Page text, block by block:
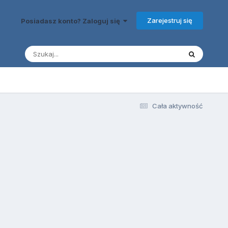
Posiadasz konto? Zaloguj się Zarejestruj się
Cała aktywność